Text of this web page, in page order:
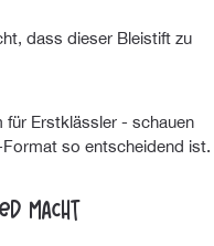
dass dieser Bleistift zu
für Erstklässler - schauen
so entscheidend ist.
macht